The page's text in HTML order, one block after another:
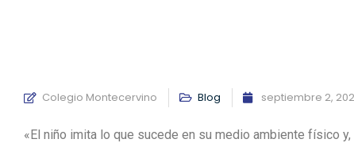
Colegio Montecervino Blog septiembre 2,
«El niño imita lo que sucede en su medio ambiente físico